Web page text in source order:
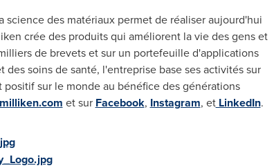
des matériaux permet de réaliser aujourd'hui
crée des produits qui améliorent la vie des gens et
de brevets et sur un portefeuille d'applications
soins de santé, l'entreprise base ses activités sur
sur le monde au bénéfice des générations
milliken.com et sur Facebook, Instagram, etLinkedIn.